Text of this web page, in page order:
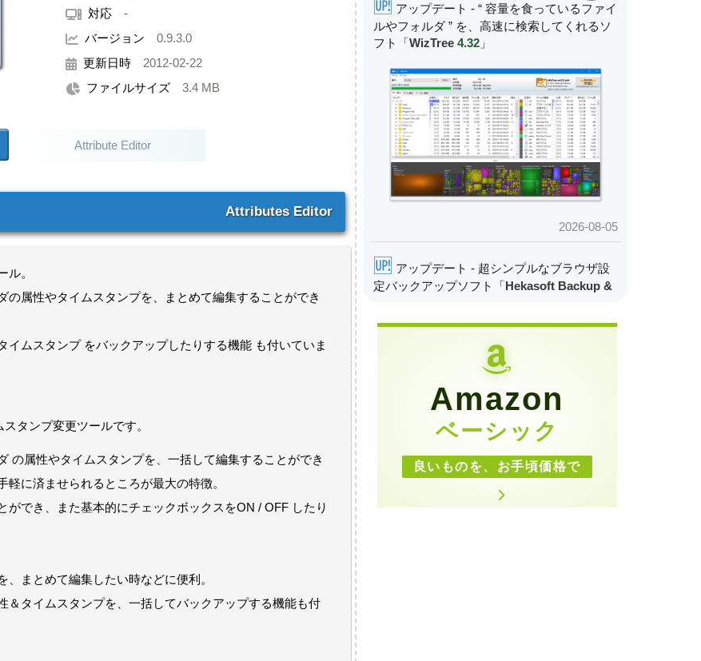
対応 -
バージョン 0.9.3.0
更新日時 2012-02-22
ファイルサイズ 3.4 MB
Attribute Editor
Attributes Editor
ル。
属性やタイムスタンプを、まとめて編集することができ
ムスタンプ をバックアップしたりする機能 も付いていま
タンプ変更ツールです。
の属性やタイムスタンプを、一括して編集することができ
に済ませられるところが最大の特徴。
でき、また基本的にチェックボックスをON / OFF したり
まとめて編集したい時などに便利。
＆タイムスタンプを、一括してバックアップする機能も付
Amazon
ベーシック
良いものを、お手頃価格で